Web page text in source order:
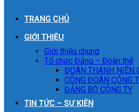
TRANG CHỦ
GIỚI THIỆU
Giới thiệu chung
Tổ chức Đảng – Đoàn thể
ĐOÀN THANH NIÊN
CÔNG ĐOÀN CÔNG
ĐẢNG BỘ CÔNG TY
TIN TỨC – SỰ KIỆN